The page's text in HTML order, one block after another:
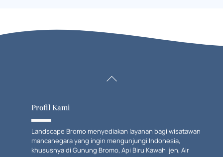
Profil Kami
Landscape Bromo menyediakan layanan bagi wisatawan
mancanegara yang ingin mengunjungi Indonesia,
khususnya di Gunung Bromo, Api Biru Kawah Ijen, Air
Back